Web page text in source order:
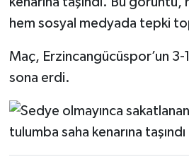
hem sosyal medyada tepki
Maç, Erzincangücüspor’un 3-
sona erdi.